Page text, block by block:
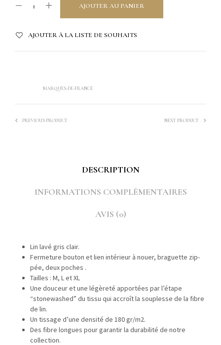
AJOUTER AU PANIER
AJOUTER À LA LISTE DE SOUHAITS
MARQUES-DE-FRANCE
PREVIOUS PRODUCT NEXT PRODUCT
DESCRIPTION
INFORMATIONS COMPLÉMENTAIRES
AVIS (0)
Lin lavé gris clair.
Fer­me­ture bou­ton et lien intérieur à nouer, braguette zip­
pée, deux poches .
Tailles : M, L et XL
Une douceur et une légèreté apportées par l’étape
“stonewashed” du tis­su qui accroît la sou­p­lesse de la fibre
de lin.
Un tis­sage d’une den­sité de 180 gr/m2.
Des fibre longues pour garan­tir la dura­bil­ité de notre
collection.